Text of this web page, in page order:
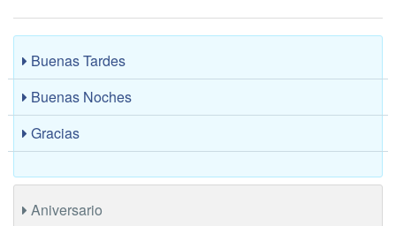
Buenas Tardes
Buenas Noches
Gracias
Aniversario